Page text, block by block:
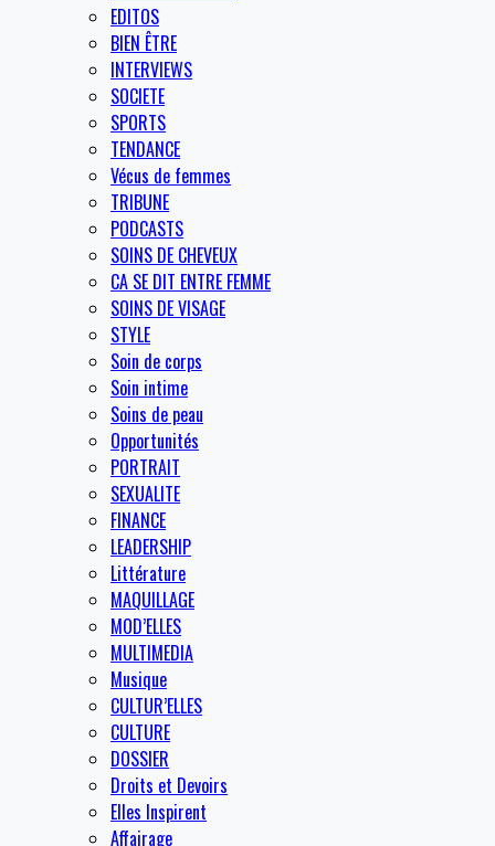
EDITOS
BIEN ÊTRE
INTERVIEWS
SOCIETE
SPORTS
TENDANCE
Vécus de femmes
TRIBUNE
PODCASTS
SOINS DE CHEVEUX
CA SE DIT ENTRE FEMME
SOINS DE VISAGE
STYLE
Soin de corps
Soin intime
Soins de peau
Opportunités
PORTRAIT
SEXUALITE
FINANCE
LEADERSHIP
Littérature
MAQUILLAGE
MOD’ELLES
MULTIMEDIA
Musique
CULTUR’ELLES
CULTURE
DOSSIER
Droits et Devoirs
Elles Inspirent
Affairage